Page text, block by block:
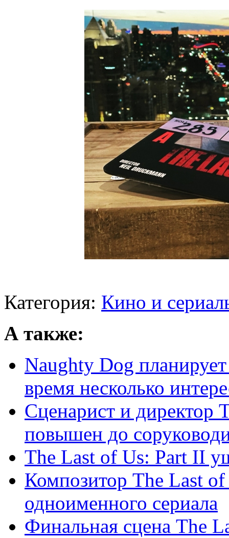
Категория: Кино и
А также:
Naughty Dog
время несколько
Сценарист и директор
повышен до
The Last of Us: Part II
Композитор The Last
одноименного сериала
Финальная сцена The